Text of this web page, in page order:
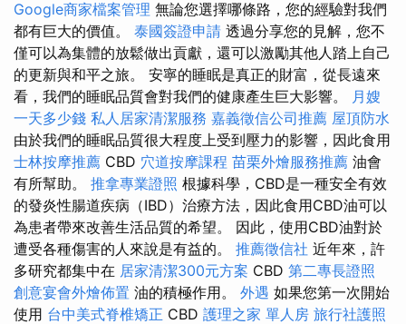
Google商家檔案管理 無論您選擇哪條路，您的經驗對我們
都有巨大的價值。 泰國簽證申請 透過分享您的見解，您不
僅可以為集體的放鬆做出貢獻，還可以激勵其他人踏上自己
的更新與和平之旅。 安寧的睡眠是真正的財富，從長遠來
看，我們的睡眠品質會對我們的健康產生巨大影響。 月嫂
一天多少錢 私人居家清潔服務 嘉義徵信公司推薦 屋頂防水
由於我們的睡眠品質很大程度上受到壓力的影響，因此食用
士林按摩推薦 CBD 穴道按摩課程 苗栗外燴服務推薦 油會
有所幫助。 推拿專業證照 根據科學，CBD是一種安全有效
的發炎性腸道疾病（IBD）治療方法，因此食用CBD油可以
為患者帶來改善生活品質的希望。 因此，使用CBD油對於
遭受各種傷害的人來說是有益的。 推薦徵信社 近年來，許
多研究都集中在 居家清潔300元方案 CBD 第二專長證照
創意宴會外燴佈置 油的積極作用。 外遇 如果您第一次開始
使用 台中美式脊椎矯正 CBD 護理之家 單人房 旅行社護照